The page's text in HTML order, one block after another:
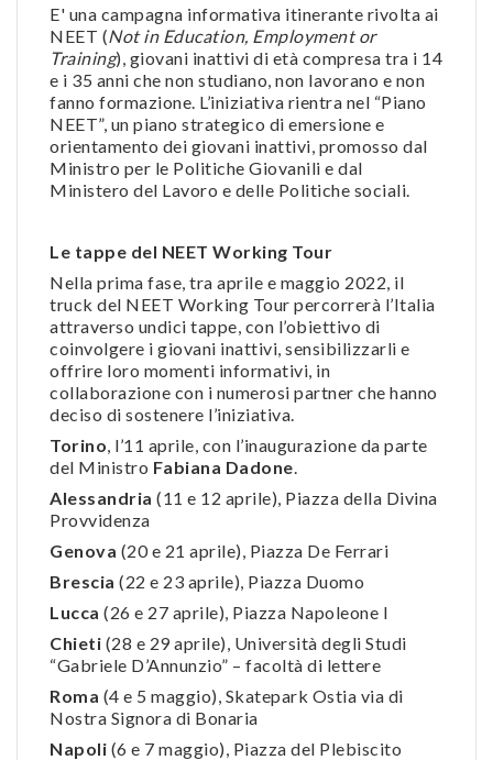
E' una campagna informativa itinerante rivolta ai
NEET (Not in Education, Employment or
Training), giovani inattivi di età compresa tra i 14
e i 35 anni che non studiano, non lavorano e non
fanno formazione. L’iniziativa rientra nel “Piano
NEET”, un piano strategico di emersione e
orientamento dei giovani inattivi, promosso dal
Ministro per le Politiche Giovanili e dal
Ministero del Lavoro e delle Politiche sociali.
Le tappe del NEET Working Tour
Nella prima fase, tra aprile e maggio 2022, il
truck del NEET Working Tour percorrerà l’Italia
attraverso undici tappe, con l’obiettivo di
coinvolgere i giovani inattivi, sensibilizzarli e
offrire loro momenti informativi, in
collaborazione con i numerosi partner che hanno
deciso di sostenere l’iniziativa.
Torino , l’11 aprile, con l’inaugurazione da parte
del Ministro Fabiana Dadone
Alessandria (11 e 12 aprile), Piazza della Divina
Provvidenza
Genova (20 e 21 aprile), Piazza De Ferrari
Brescia (22 e 23 aprile), Piazza Duomo
Lucca (26 e 27 aprile), Piazza Napoleone I
Chieti (28 e 29 aprile), Università degli Studi
“Gabriele D’Annunzio” – facoltà di lettere
Roma (4 e 5 maggio), Skatepark Ostia via di
Nostra Signora di Bonaria
Napoli (6 e 7 maggio), Piazza del Plebiscito